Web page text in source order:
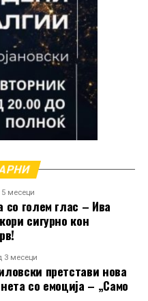
5 месеци
со голем глас – Ива
сигурно кон
3 месеци
претстави нова
со емоција – „Само